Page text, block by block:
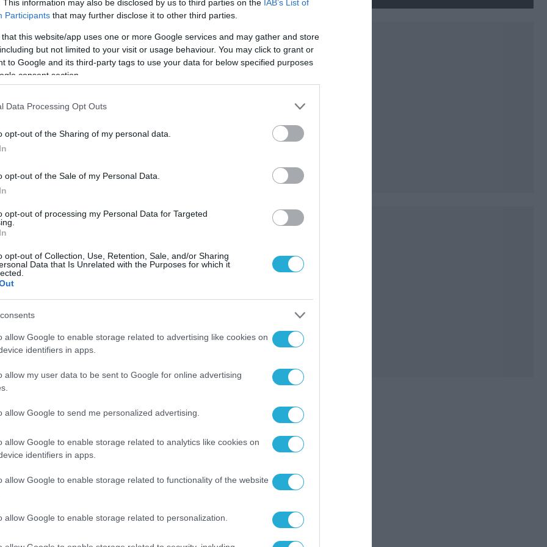
This information may also be disclosed by us to third parties on the IAB’s List of
Participants that may further disclose it to other third parties.
that this website/app uses one or more Google services and may gather and store
but not limited to your visit or usage behaviour. You may click to grant or
to Google and its third-party tags to use your data for below specified purposes
consent section.
Data Processing Opt Outs
opt-out of the Sharing of my personal data.
opt-out of the Sale of my Personal Data.
opt-out of processing my Personal Data for Targeted
opt-out of Collection, Use, Retention, Sale, and/or Sharing
Data that Is Unrelated with the Purposes for which it
allow Google to enable storage related to advertising like cookies on
identifiers in apps.
allow my user data to be sent to Google for online advertising
allow Google to send me personalized advertising.
allow Google to enable storage related to analytics like cookies on
identifiers in apps.
allow Google to enable storage related to functionality of the website
allow Google to enable storage related to personalization.
δηλώσεις σε πρόσφατη συνέντευξή της, ότι
όσο το δυνατόν περισσότερους Ρώσους».
της αυτές μεταφράστηκαν διττά.
τι εννοεί με την λέξη Ρώσους, αυτόματα
υπόνοιες πως δεν εννοεί μόνο τους
της Μόσχας, αλλά και τον άμαχο
ρωσικά ΜΜΕ αναφέρουν πως βρίσκεται
στην 128η Ταξιαρχία ως επικεφαλής των
αεροσκαφών του σώματος του
της, όχι μόνο συμμετέχουν σε
ρωσικών δυνάμεων, αλλά καθοδηγούν
εκπαίδευση με τα drones.
για βαθιά χτυπήματα στην ρωσική
του ουκρανικού Στρατού, έτσι και η
στην κατηγορία S.M. (special members),
επίλεκτα στελέχη των AFU.
να βρίσκεται σε ισχύ από σήμερα
μέρες, ωστόσο με την λήξη της